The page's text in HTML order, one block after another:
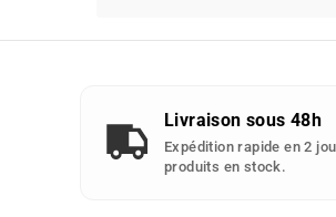
detachee
:
Livraison sous 48h
Expédition rapide en 2
produits en stock.